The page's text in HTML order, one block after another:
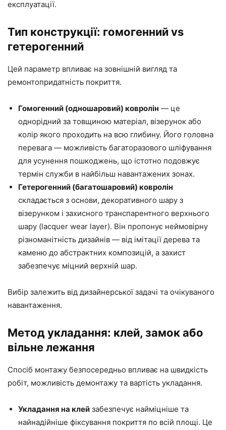
експлуатації.
Тип конструкції: гомогенний vs
гетерогенний
Цей параметр впливає на зовнішній вигляд та
ремонтопридатність покриття.
Гомогенний (одношаровий) ковролін — це
однорідний за товщиною матеріал, візерунок або
колір якого проходить на всю глибину. Його головна
перевага — можливість багаторазового шліфування
для усунення пошкоджень, що істотно подовжує
термін служби в найбільш навантажених зонах.
Гетерогенний (багатошаровий) ковролін
складається з основи, декоративного шару з
візерунком і захисного транспарентного верхнього
шару (lacquer wear layer). Він пропонує неймовірну
різноманітність дизайнів — від імітації дерева та
каменю до абстрактних композицій, а захист
забезпечує міцний верхній шар.
Вибір залежить від дизайнерської задачі та очікуваного
навантаження.
Метод укладання: клей, замок або
вільне лежання
Спосіб монтажу безпосередньо впливає на швидкість
робіт, можливість демонтажу та вартість укладання.
Укладання на клей забезпечує найміцніше та
найнадійніше фіксування покриття по всій площі. Це